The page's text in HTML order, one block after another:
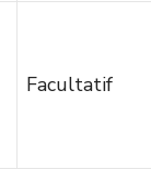
Facultatif